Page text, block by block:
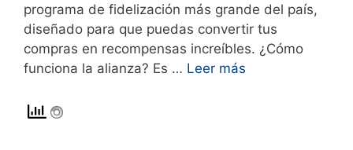
programa de fidelización más grande del país,
diseñado para que puedas convertir tus
compras en recompensas increíbles. ¿Cómo
funciona la alianza? Es … Leer más